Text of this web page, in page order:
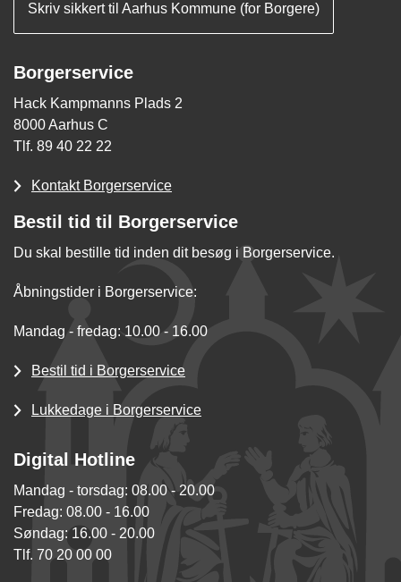
Skriv sikkert til Aarhus Kommune (for Borgere)
Borgerservice
Hack Kampmanns Plads 2
8000 Aarhus C
Tlf. 89 40 22 22
Kontakt Borgerservice
Bestil tid til Borgerservice
Du skal bestille tid inden dit besøg i Borgerservice.
Åbningstider i Borgerservice:
Mandag - fredag: 10.00 - 16.00
Bestil tid i Borgerservice
Lukkedage i Borgerservice
Digital Hotline
Mandag - torsdag: 08.00 - 20.00
Fredag: 08.00 - 16.00
Søndag: 16.00 - 20.00
Tlf. 70 20 00 00